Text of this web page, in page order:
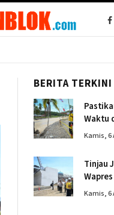
BERITA TERKINI
Waktu
Tinjau
Kamis, 6
Tinjau
Kamis, 6